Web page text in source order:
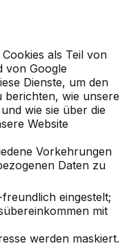
als Teil von
von Google
Dienste, um den
wie unsere
wie sie über die
Website
Vorkehrungen
Daten zu
eingestelt;
mit
werden maskiert.